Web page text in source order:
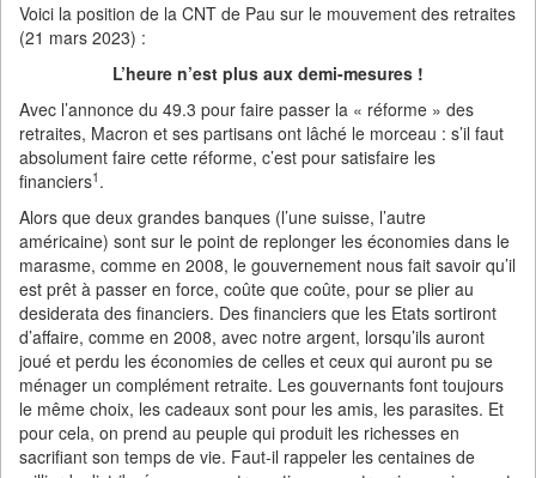
Voici la position de la CNT de Pau sur le mouvement des retraites
(21 mars 2023) :
L’heure n’est plus aux demi-mesures !
Avec l’annonce du 49.3 pour faire passer la « réforme » des
retraites, Macron et ses partisans ont lâché le morceau : s’il faut
absolument faire cette réforme, c’est pour satisfaire les
financiers1 .
Alors que deux grandes banques (l’une suisse, l’autre
américaine) sont sur le point de replonger les économies dans le
marasme, comme en 2008, le gouvernement nous fait savoir qu’il
est prêt à passer en force, coûte que coûte, pour se plier au
desiderata des financiers. Des financiers que les Etats sortiront
d’affaire, comme en 2008, avec notre argent, lorsqu’ils auront
joué et perdu les économies de celles et ceux qui auront pu se
ménager un complément retraite. Les gouvernants font toujours
le même choix, les cadeaux sont pour les amis, les parasites. Et
pour cela, on prend au peuple qui produit les richesses en
sacrifiant son temps de vie. Faut-il rappeler les centaines de